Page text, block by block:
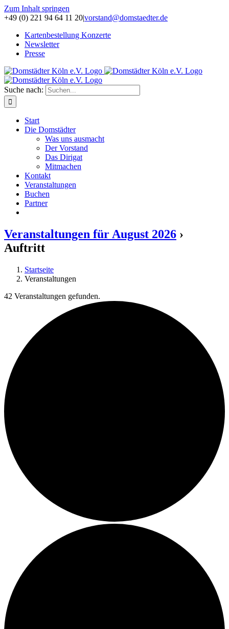
Zum Inhalt springen
+49 (0) 221 94 64 11 20|vorstand@domstaedter.de
Kartenbestellung Konzerte
Newsletter
Presse
Suche nach:
Start
Die Domstädter
Was uns ausmacht
Der Vorstand
Das Dirigat
Mitmachen
Kontakt
Veranstaltungen
Buchen
Partner
Veranstaltungen für August 2026 ›
Auftritt
Startseite
Veranstaltungen
42 Veranstaltungen gefunden.